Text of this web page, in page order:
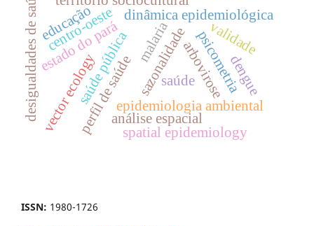
sazonalidade
epidemiologia ambiental
saúde pública
estado do pará
análise espacial
arbovirose
dinâmica epidemiológica
centro-oeste psicometria
validade
desigualdades de saúde perfil de saúde
malaria
spatial epidemiology
vector ecology dengue
educação
saúde
ISSN: 1980-1726